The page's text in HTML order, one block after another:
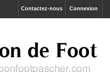
Connexion
Contactez-nous